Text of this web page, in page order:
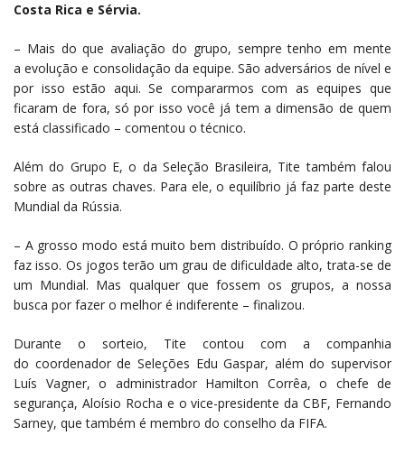
Costa Rica e Sérvia.
– Mais do que avaliação do grupo, sempre tenho em mente
a evolução e consolidação da equipe. São adversários de nível e
por isso estão aqui. Se compararmos com as equipes que
ficaram de fora, só por isso você já tem a dimensão de quem
está classificado – comentou o técnico.
Além do Grupo E, o da Seleção Brasileira, Tite também falou
sobre as outras chaves. Para ele, o equilíbrio já faz parte deste
Mundial da Rússia.
– A grosso modo está muito bem distribuído. O próprio ranking
faz isso. Os jogos terão um grau de dificuldade alto, trata-se de
um Mundial. Mas qualquer que fossem os grupos, a nossa
busca por fazer o melhor é indiferente – finalizou.
Durante o sorteio, Tite contou com a companhia
do coordenador de Seleções Edu Gaspar, além do supervisor
Luís Vagner, o administrador Hamilton Corrêa, o chefe de
segurança, Aloísio Rocha e o vice-presidente da CBF, Fernando
Sarney, que também é membro do conselho da FIFA.